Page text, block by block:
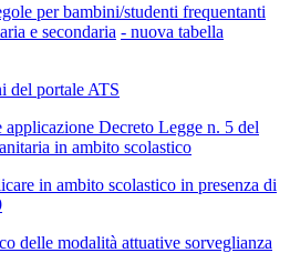
per bambini/studenti frequentanti
e secondaria - nuova tabella
del portale ATS
Decreto Legge n. 5 del
in ambito scolastico
in ambito scolastico in presenza di
delle modalità attuative sorveglianza